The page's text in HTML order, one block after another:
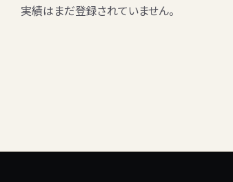
実績はまだ登録されていません。